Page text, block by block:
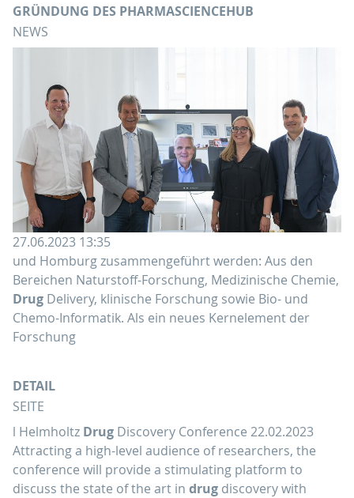
GRÜNDUNG DES PHARMASCIENCEHUB
NEWS
27.06.2023 13:35
und Homburg zusammengeführt werden: Aus den
Bereichen Naturstoff-Forschung, Medizinische Chemie,
Drug Delivery, klinische Forschung sowie Bio- und
Chemo-Informatik. Als ein neues Kernelement der
Forschung
DETAIL
SEITE
l Helmholtz Drug Discovery Conference 22.02.2023
Attracting a high-level audience of researchers, the
conference will provide a stimulating platform to
discuss the state of the art in drug discovery with